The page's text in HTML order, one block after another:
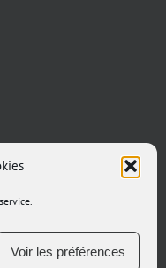
Voir les préférences